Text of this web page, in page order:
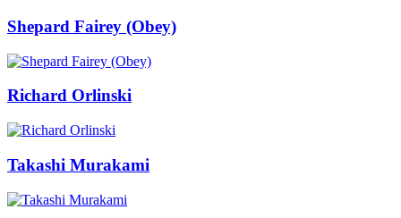
Shepard Fairey (Obey)
Richard Orlinski
Takashi Murakami